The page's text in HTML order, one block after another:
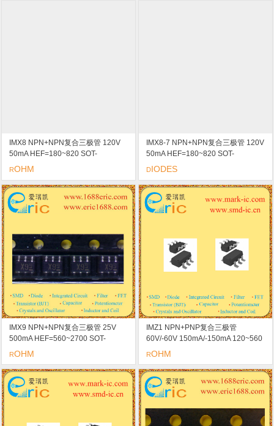
IMX8 NPN+NPN复合三极管 120V
50mA HEF=180~820 SOT-
163/SMT6/SC-74 标记X8 用于开关/
ROHM
IMX8-7 NPN+NPN复合三极管 120V
50mA HEF=180~820 SOT-
163/SOT-26 标记X8 用于开关/数字
DIODES
IMX9 NPN+NPN复合三极管 25V
500mA HEF=560~2700 SOT-
163/SMT6/SC-74 标记X9 用于开关/
ROHM
IMZ1 NPN+PNP复合三极管
60V/-60V 150mA/-150mA 120~560
SOT-163/SMT6/SC-74 标记Z1 用于
ROHM